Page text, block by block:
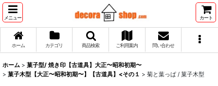
メニュー カート
ホーム カテゴリ 商品検索 ご利用案内 問い合わせ
ホーム > 菓子型/ 焼き印【古道具】大正〜昭和初期〜
> 菓子木型【大正〜昭和初期〜】【古道具】<その１ > 菊と葉っぱ / 菓子木型